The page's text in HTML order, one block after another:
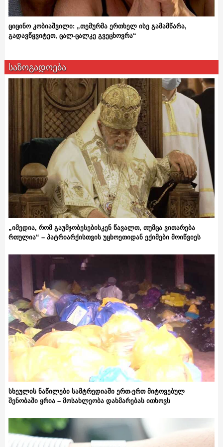
ციცინო კობიაშვილი: „თემურმა ერთხელ ისე გამამწარა,
გადავწყვიტეთ, ცალ-ცალკე გვეცხოვრა“
საზოგადოება
„იმედია, რომ გაუმჯობესებისკენ წავალთ, თუმცა ვითარება
რთულია“ – პატრიარქისთვის უცხოეთიდან ექიმები მოიწვიეს
სხეულის ნაწილები სამტრედიაში ერთ-ერთ მიტოვებულ
შენობაში ყრია – მოსახლეობა დახმარებას ითხოვს